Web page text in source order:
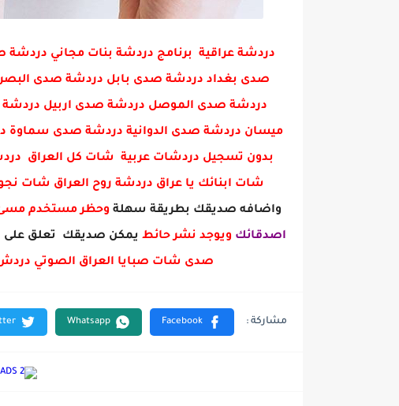
دردشة عراقية برنامج دردشة بنات مجاني
صدى بغداد دردشة صدى بابل دردشة صدى
دردشة صدى الموصل دردشة صدى اربيل
ميسان دردشة صدى الدوانية دردشة صدى سماوة
بدون تسجيل دردشات عربية شات كل العراق
شات ابنائك يا عراق دردشة روح العراق شات
واضافه صديقك بطريقة سهلة وحظر مستخدم
اصدقائك ويوجد نشر حائط يمكن صديقك تعلق على
صدى شات صبايا العراق الصوتي